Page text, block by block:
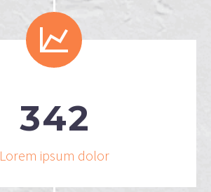


342
Lorem ipsum dolor